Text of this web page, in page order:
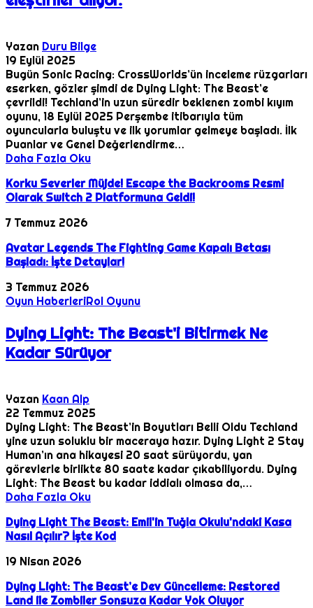
Yazan Duru Bilge
19 Eylül 2025
Bugün Sonic Racing: CrossWorlds’ün inceleme rüzgarları
eserken, gözler şimdi de Dying Light: The Beast’e
çevrildi! Techland’in uzun süredir beklenen zombi kıyım
oyunu, 18 Eylül 2025 Perşembe itibarıyla tüm
oyuncularla buluştu ve ilk yorumlar gelmeye başladı. İlk
Puanlar ve Genel Değerlendirme…
Daha Fazla Oku
Korku Severler Müjde! Escape the Backrooms Resmi
Olarak Switch 2 Platformuna Geldi!
7 Temmuz 2026
Avatar Legends The Fighting Game Kapalı Betası
Başladı: İşte Detaylar!
3 Temmuz 2026
Oyun HaberleriRol Oyunu
Dying Light: The Beast'i Bitirmek Ne
Kadar Sürüyor
Yazan Kaan Alp
22 Temmuz 2025
Dying Light: The Beast’in Boyutları Belli Oldu Techland
yine uzun soluklu bir maceraya hazır. Dying Light 2 Stay
Human’ın ana hikayesi 20 saat sürüyordu, yan
görevlerle birlikte 80 saate kadar çıkabiliyordu. Dying
Light: The Beast bu kadar iddialı olmasa da,…
Daha Fazla Oku
Dying Light The Beast: Emil'in Tuğla Okulu'ndaki Kasa
Nasıl Açılır? İşte Kod
19 Nisan 2026
Dying Light: The Beast’e Dev Güncelleme: Restored
Land ile Zombiler Sonsuza Kadar Yok Oluyor